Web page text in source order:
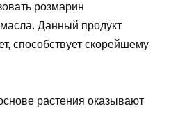
розмарин
Данный продукт
способствует скорейшему
растения оказывают